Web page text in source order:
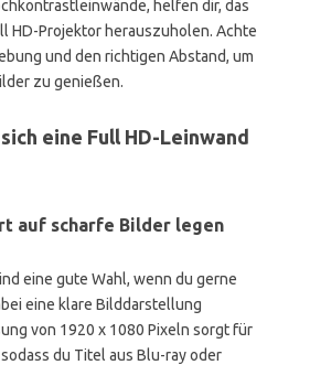
helfen dir, das
HD-Projektor herauszuholen. Achte
und den richtigen Abstand, um
zu genießen.
eine Full HD-Leinwand
auf scharfe Bilder legen
eine gute Wahl, wenn du gerne
eine klare Bilddarstellung
von 1920 x 1080 Pixeln sorgt für
du Titel aus Blu-ray oder